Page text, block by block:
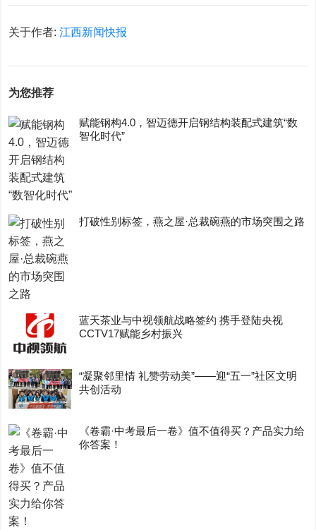
关于作者:江西新闻快报
为您推荐
赋能钢构4.0，智迈德开启钢结构装配式建筑“数
智化时代”
打破性别标签，燕之屋·总裁碗燕的市场突围之路
蓝天茶业与中视领航战略签约 携手登陆央视
CCTV17赋能乡村振兴
“凝聚邻里情 礼赞劳动美”——迎“五一”社区文明
共创活动
《卷霸·中考最后一卷》值不值得买？产品实力给
你答案！